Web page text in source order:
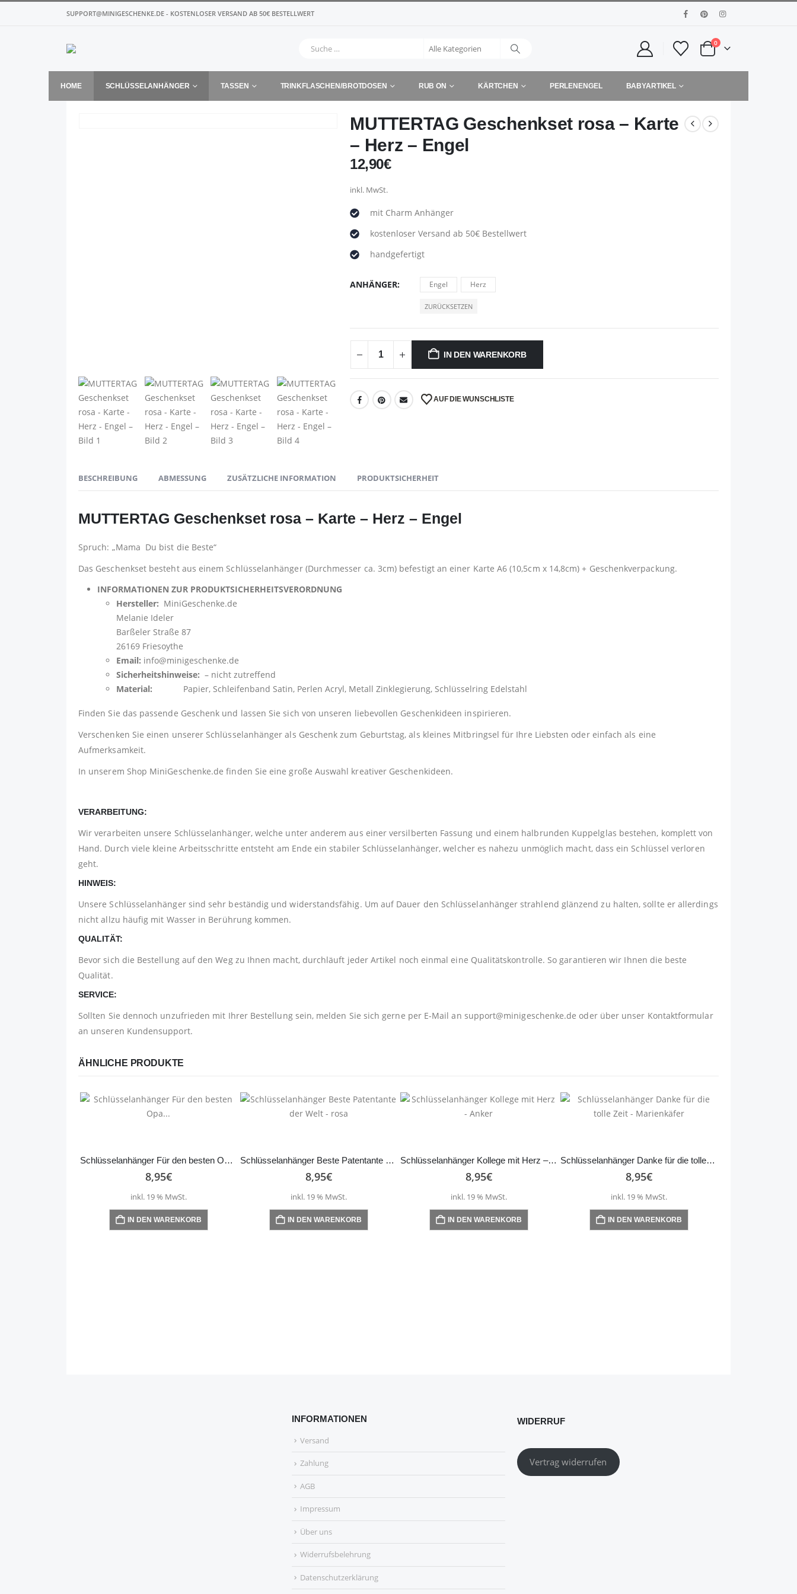
SUPPORT@MINIGESCHENKE.DE - KOSTENLOSER VERSAND AB 50€ BESTELLWERT
0
HOME SCHLÜSSELANHÄNGER TASSEN TRINKFLASCHEN/BROTDOSEN RUB ON KÄRTCHEN PERLENENGEL BABYARTIKEL
MUTTERTAG Geschenkset rosa – Karte
– Herz – Engel
12,90€
inkl. MwSt.
mit Charm Anhänger
kostenloser Versand ab 50€ Bestellwert
handgefertigt
ANHÄNGER Engel Herz
ZURÜCKSETZEN
IN DEN WARENKORB
AUF DIE WUNSCHLISTE
BESCHREIBUNG ABMESSUNG ZUSÄTZLICHE INFORMATION PRODUKTSICHERHEIT
MUTTERTAG Geschenkset rosa – Karte – Herz – Engel
Spruch: „Mama Du bist die Beste“
Das Geschenkset besteht aus einem Schlüsselanhänger (Durchmesser ca. 3cm) befestigt an einer Karte A6 (10,5cm x 14,8cm) + Geschenkverpackung.
INFORMATIONEN ZUR PRODUKTSICHERHEITSVERORDNUNG
Hersteller: MiniGeschenke.de
Melanie Ideler
Barßeler Straße 87
26169 Friesoythe
Email: info@minigeschenke.de
Sicherheitshinweise: – nicht zutreffend
Material: Papier, Schleifenband Satin, Perlen Acryl, Metall Zinklegierung, Schlüsselring Edelstahl
Finden Sie das passende Geschenk und lassen Sie sich von unseren liebevollen Geschenkideen inspirieren.
Verschenken Sie einen unserer Schlüsselanhänger als Geschenk zum Geburtstag, als kleines Mitbringsel für Ihre Liebsten oder einfach als eine
Aufmerksamkeit.
In unserem Shop MiniGeschenke.de finden Sie eine große Auswahl kreativer Geschenkideen.
VERARBEITUNG:
Wir verarbeiten unsere Schlüsselanhänger, welche unter anderem aus einer versilberten Fassung und einem halbrunden Kuppelglas bestehen, komplett von
Hand. Durch viele kleine Arbeitsschritte entsteht am Ende ein stabiler Schlüsselanhänger, welcher es nahezu unmöglich macht, dass ein Schlüssel verloren
geht.
HINWEIS:
Unsere Schlüsselanhänger sind sehr beständig und widerstandsfähig. Um auf Dauer den Schlüsselanhänger strahlend glänzend zu halten, sollte er allerdings
nicht allzu häufig mit Wasser in Berührung kommen.
QUALITÄT:
Bevor sich die Bestellung auf den Weg zu Ihnen macht, durchläuft jeder Artikel noch einmal eine Qualitätskontrolle. So garantieren wir Ihnen die beste
Qualität.
SERVICE:
Sollten Sie dennoch unzufrieden mit Ihrer Bestellung sein, melden Sie sich gerne per E-Mail an support@minigeschenke.de oder über unser Kontaktformular
an unseren Kundensupport.
ÄHNLICHE PRODUKTE
Schlüsselanhänger Für den besten Opa…
8,95€
inkl. 19 % MwSt.
IN DEN WARENKORB
Schlüsselanhänger Beste Patentante der Welt – rosa
8,95€
inkl. 19 % MwSt.
IN DEN WARENKORB
Schlüsselanhänger Kollege mit Herz – Anker
8,95€
inkl. 19 % MwSt.
IN DEN WARENKORB
Schlüsselanhänger Danke für die tolle Zeit – Marienkäfer
8,95€
inkl. 19 % MwSt.
IN DEN WARENKORB
INFORMATIONEN
Versand
Zahlung
AGB
Impressum
Über uns
Widerrufsbelehrung
Datenschutzerklärung
WIDERRUF
Vertrag widerrufen